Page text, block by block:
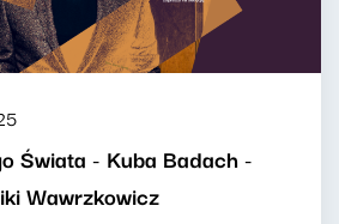
Świata - Kuba Badach -
Wawrzkowicz